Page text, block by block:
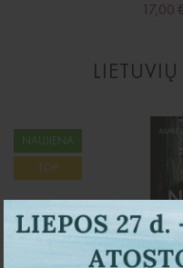
17,00
NAUJIENA
TOP